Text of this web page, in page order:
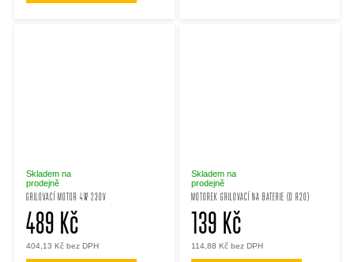
GRILOVACÍ MOTOR 4W 230V
Skladem na
prodejně
404,13 Kč bez DPH
489 Kč
MOTOREK GRILOVACÍ NA BATERIE (D R20)
Skladem na
prodejně
114,88 Kč bez DPH
139 Kč